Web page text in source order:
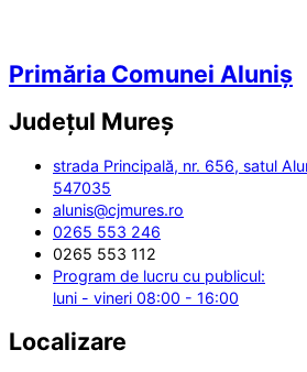
Primăria Comunei Aluniș
Județul Mureș
strada Principală, nr. 656, satul
547035
alunis@cjmures.ro
0265 553 246
0265 553 112
Program de lucru cu publicul:
luni - vineri 08:00 - 16:00
Localizare